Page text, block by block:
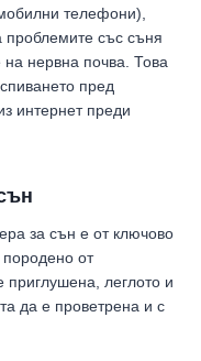
телефони),
проблемите със съня
на нервна почва. Това
пред
интернет преди
за сън е от ключово
породено от
приглушена, леглото и
да е проветрена и с